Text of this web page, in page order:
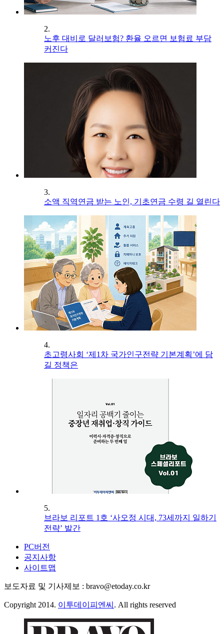
2.
노후 대비로 달러보험? 환율 오르면 보험료 부담
커진다
3.
소액 직역연금 받는 노인, 기초연금 수령 길 열린다
4.
초고령사회 ‘제1차 국가인구전략 기본계획’에 담
길 정책은
5.
브라보 리포트 1호 ‘사오정 시대, 73세까지 일하기
전략’ 발간
PC버전
공지사항
사이트맵
보도자료 및 기사제보 : bravo@etoday.co.kr
Copyright 2014. 이투데이피엔씨 . All rights reserved